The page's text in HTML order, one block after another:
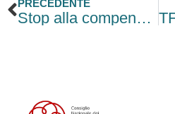
PRECEDENTE
Stop alla compensazione tra crediti fiscali e debiti INPS e INAIL